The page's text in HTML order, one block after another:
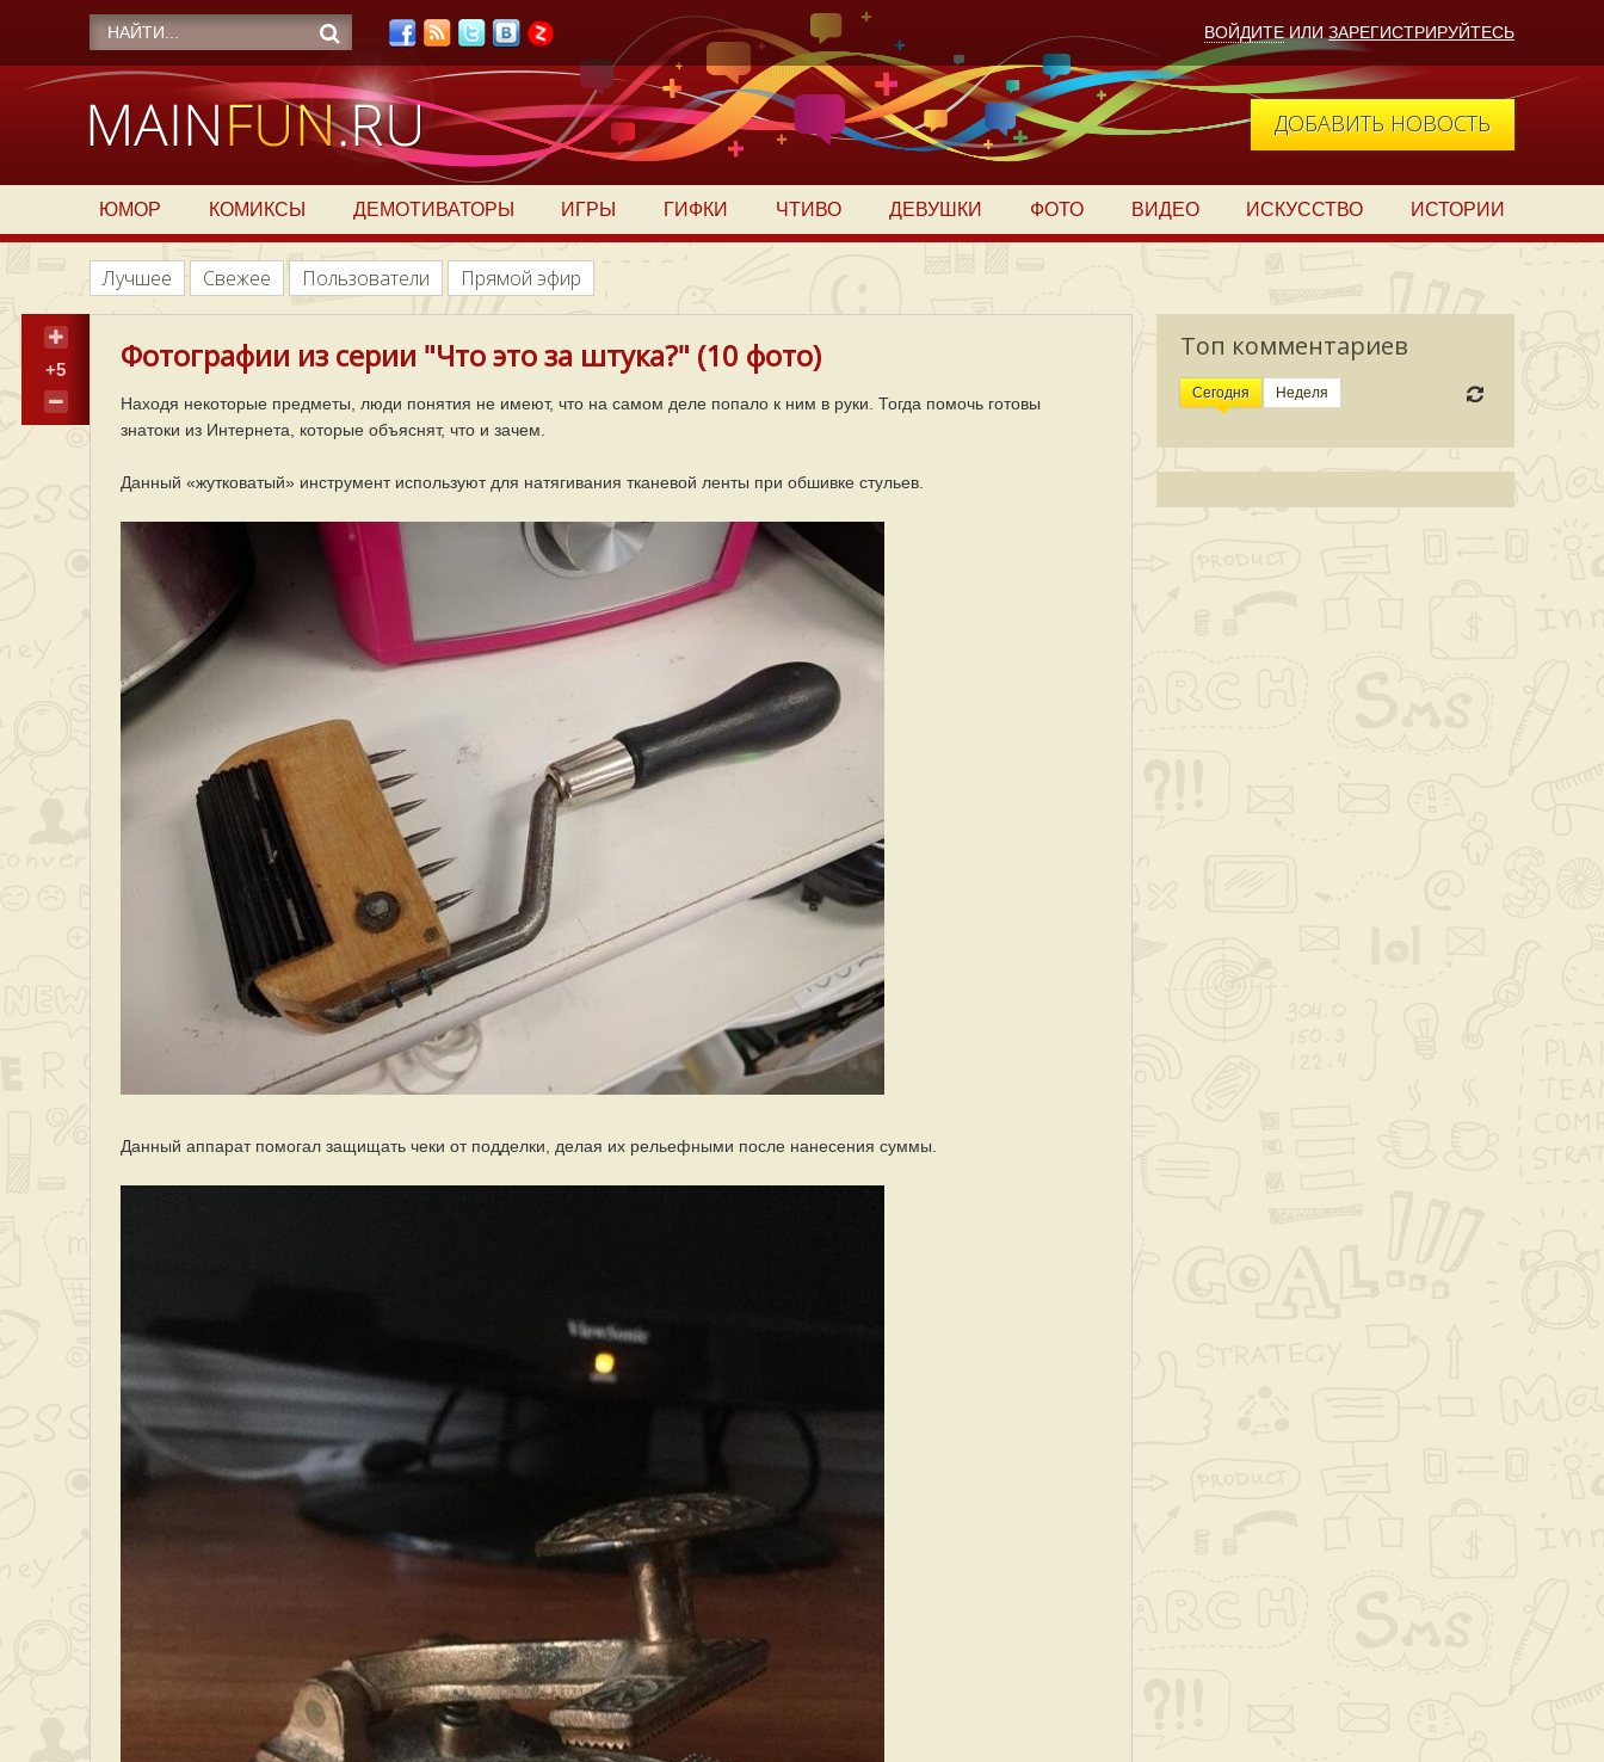
ВОЙДИТЕ ИЛИ ЗАРЕГИСТРИРУЙТЕСЬ
ДОБАВИТЬ НОВОСТЬ
ЮМОР КОМИКСЫ ДЕМОТИВАТОРЫ ИГРЫ ГИФКИ ЧТИВО ДЕВУШКИ ФОТО ВИДЕО ИСКУССТВО ИСТОРИИ
Лучшее Свежее Пользователи Прямой эфир
Топ комментариев
Сегодня Неделя
+5 Фотографии из серии "Что это за штука?" (10 фото)
Находя некоторые предметы, люди понятия не имеют, что на самом деле попало к ним в руки. Тогда помочь готовы
знатоки из Интернета, которые объяснят, что и зачем.
Данный «жутковатый» инструмент используют для натягивания тканевой ленты при обшивке стульев.
Данный аппарат помогал защищать чеки от подделки, делая их рельефными после нанесения суммы.